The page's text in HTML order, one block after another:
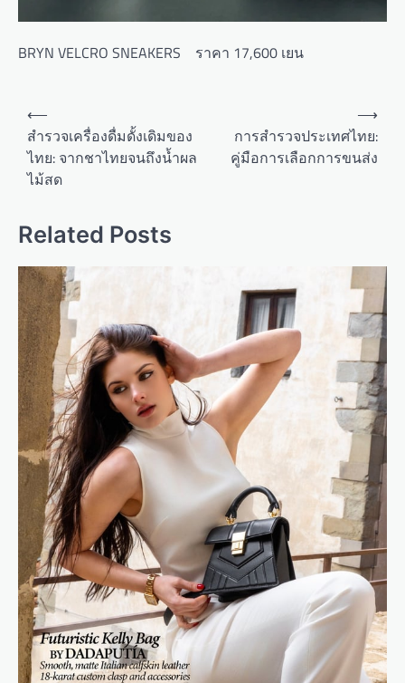
BRYN VELCRO SNEAKERS ราคา 17,600 เยน
n
a
v
i
g
a
t
i
o
n
⟵
สำรวจเครื่องดื่มดั้งเดิมของ
ไทย: จากชาไทยจนถึงน้ำผล
ไม้สด
การสำรวจประเทศไทย:
คู่มือการเลือกการขนส่ง
⟶
Related Posts